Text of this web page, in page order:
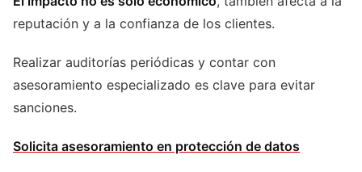
reputación y a la confianza de los clientes.
Realizar auditorías periódicas y contar con
asesoramiento especializado es clave para evitar
sanciones.
Solicita asesoramiento en protección de datos